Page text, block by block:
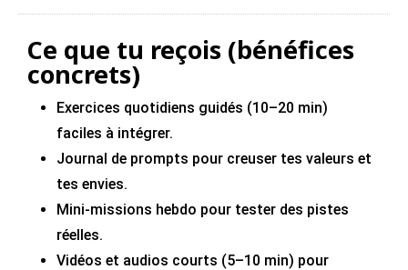
Ce que tu reçois (bénéfices
concrets)
Exercices quotidiens guidés (10–20 min)
faciles à intégrer.
Journal de prompts pour creuser tes valeurs et
tes envies.
Mini‑missions hebdo pour tester des pistes
réelles.
Vidéos et audios courts (5–10 min) pour